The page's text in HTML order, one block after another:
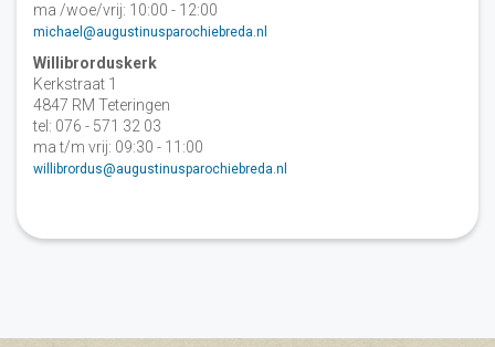
ma /woe/vrij: 10:00 - 12:00
michael@augustinusparochiebreda.nl
Willibrorduskerk
Kerkstraat 1
4847 RM Teteringen
tel: 076 - 571 32 03
ma t/m vrij: 09:30 - 11:00
willibrordus@augustinusparochiebreda.nl